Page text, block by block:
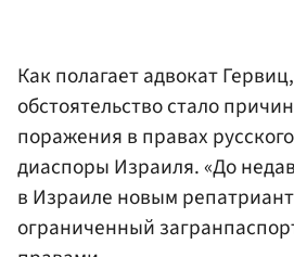
Как полагает адвокат
обстоятельство стало
поражения в правах
диаспоры Израиля. «До
в Израиле новым
ограниченный